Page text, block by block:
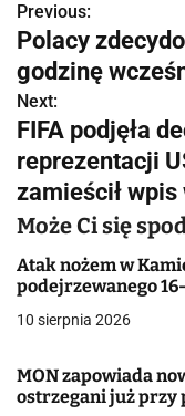
N
a
w
i
g
a
c
j
w
Previous:
Polacy
godzinę
Next:
FIFA podjęła
reprezentacji
zamieścił wpis
Może Ci się
Atak nożem w
podejrzewanego
10 sierpnia 2026
MON zapowiada
ostrzegani już